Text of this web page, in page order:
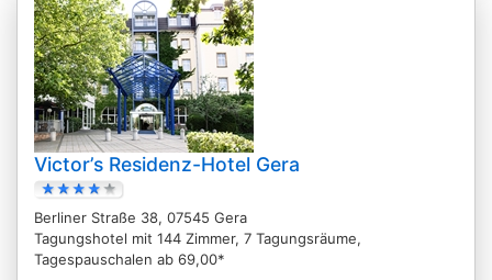
Victor’s Residenz-Hotel Gera
Berliner Straße 38, 07545 Gera
Tagungshotel mit 144 Zimmer, 7 Tagungsräume,
Tagespauschalen ab 69,00*